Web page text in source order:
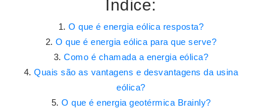
Índice:
O que é energia eólica resposta?
O que é energia eólica para que serve?
Como é chamada a energia eólica?
Quais são as vantagens e desvantagens da usina
eólica?
O que é energia geotérmica Brainly?